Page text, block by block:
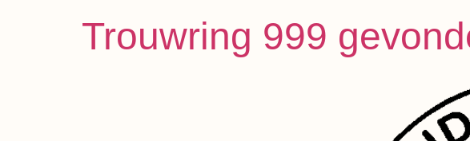
Trouwring 999